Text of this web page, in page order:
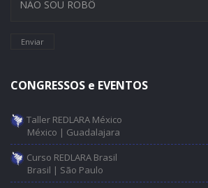
Enviar
CONGRESSOS e EVENTOS
Taller REDLARA México
México | Guadalajara
Curso REDLARA Brasil
Brasil | São Paulo